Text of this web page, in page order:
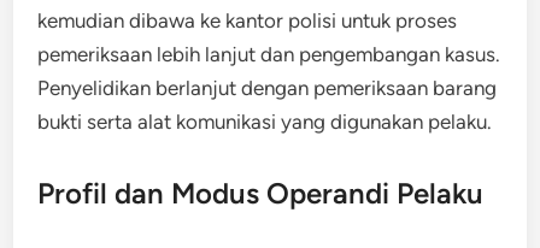
kemudian dibawa ke kantor polisi untuk proses
pemeriksaan lebih lanjut dan pengembangan kasus.
Penyelidikan berlanjut dengan pemeriksaan barang
bukti serta alat komunikasi yang digunakan pelaku.
Profil dan Modus Operandi Pelaku